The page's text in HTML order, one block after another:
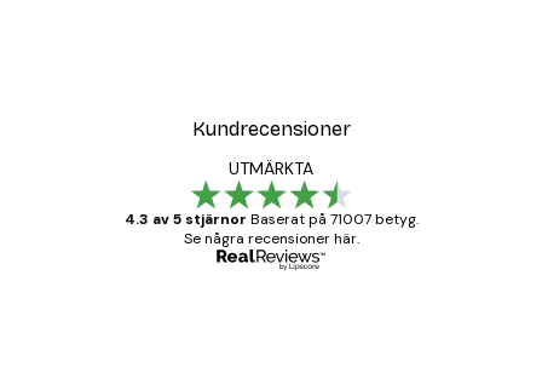
Kundrecensioner
UTMÄRKTA
4.3 av 5 stjärnor Baserat på 71007 betyg.
Se några recensioner här.